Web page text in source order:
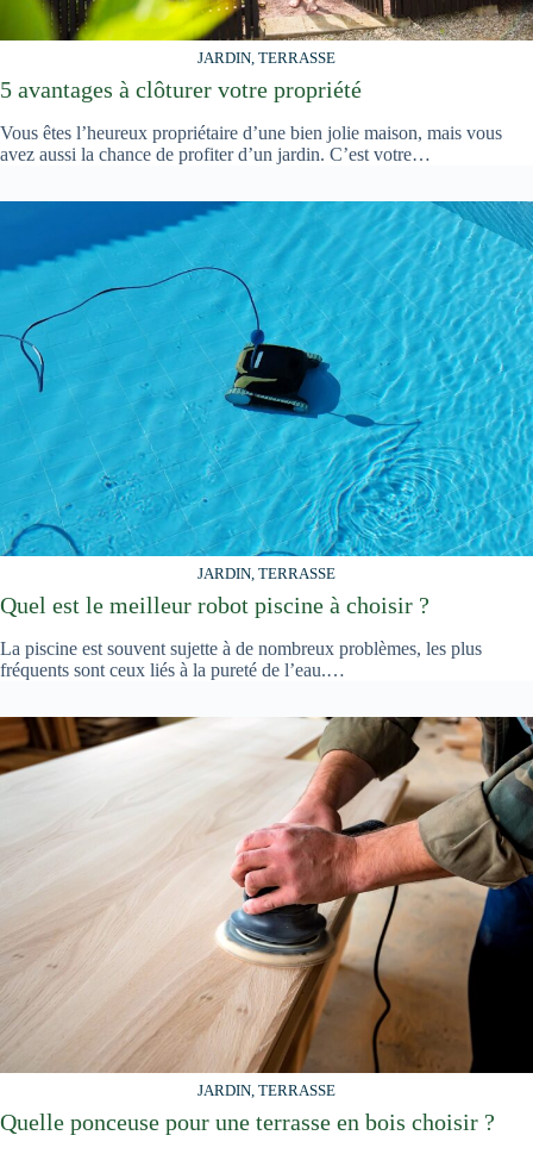
JARDIN, TERRASSE
5 avantages à clôturer votre propriété
Vous êtes l’heureux propriétaire d’une bien jolie maison, mais vous
avez aussi la chance de profiter d’un jardin. C’est votre…
JARDIN, TERRASSE
Quel est le meilleur robot piscine à choisir ?
La piscine est souvent sujette à de nombreux problèmes, les plus
fréquents sont ceux liés à la pureté de l’eau.…
JARDIN, TERRASSE
Quelle ponceuse pour une terrasse en bois choisir ?